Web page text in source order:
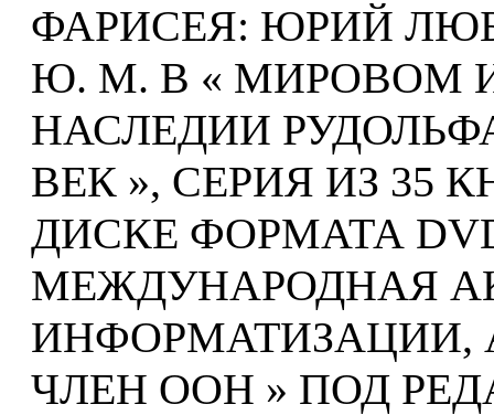
ФАРИСЕЯ: ЮРИЙ
Ю. М. В « МИРОВОМ
НАСЛЕДИИ
ВЕК », СЕРИЯ ИЗ
ДИСКЕ ФОРМАТА
МЕЖДУНАРОДНАЯ
ЧЛЕН ООН » ПОД